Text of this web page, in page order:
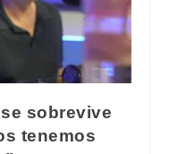
sobrevive
tenemos